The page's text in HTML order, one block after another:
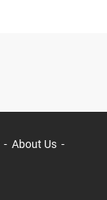
About Us